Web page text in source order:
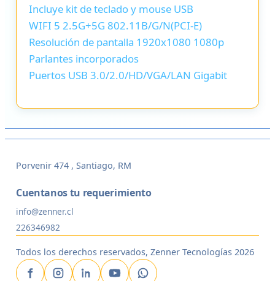
Incluye kit de teclado y mouse USB
WIFI 5 2.5G+5G 802.11B/G/N(PCI-E)
Resolución de pantalla 1920x1080 1080p
Parlantes incorporados
Puertos USB 3.0/2.0/HD/VGA/LAN Gigabit
Porvenir 474 , Santiago, RM
Cuentanos tu requerimiento
info@zenner.cl
226346982
Todos los derechos reservados, Zenner Tecnologías 2026